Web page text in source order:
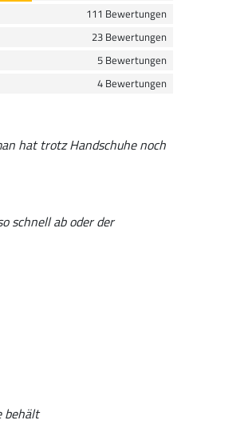
111 Bewertungen
23 Bewertungen
5 Bewertungen
4 Bewertungen
hat trotz Handschuhe noch
schnell ab oder der
behält